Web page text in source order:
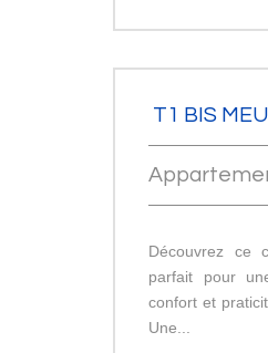
T1 BIS
Découvrez ce
parfait pour
confort et
Une...